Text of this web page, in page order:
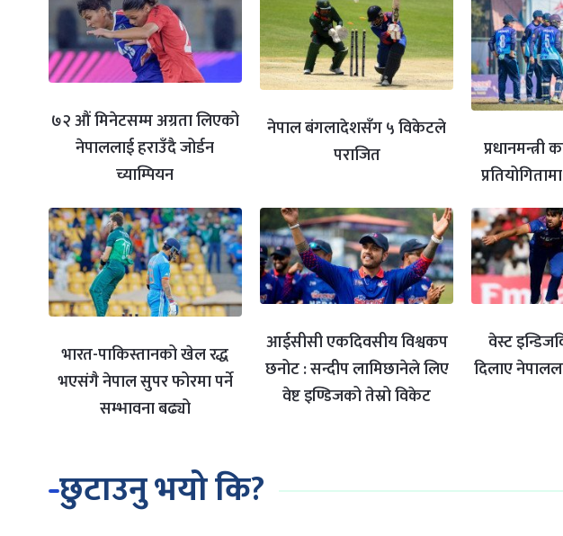
७२ औं मिनेटसम्म अग्रता लिएको
नेपाललाई हराउँदै जोर्डन
च्याम्पियन
नेपाल बंगलादेशसँग ५ विकेटले
पराजित
प्रधानमन्त्री
भारत-पाकिस्तानको खेल रद्ध
भएसंगै नेपाल सुपर फोरमा पर्ने
सम्भावना बढ्यो
आईसीसी एकदिवसीय विश्वकप
छनोट : सन्दीप लामिछानेले लिए
वेष्ट इण्डिजको तेस्रो विकेट
वेस्ट
दिलाए
छुटाउनु भयो कि?